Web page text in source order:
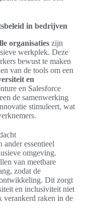
in bedrijven
organisaties zijn
werkplek. Deze
bewust te maken
van de tools om een
en
en Salesforce
de samenwerking
stimuleert, wat
ander essentieel
omgeving.
van meetbare
zodat de
Dit zorgt
en inclusiviteit niet
raken in de